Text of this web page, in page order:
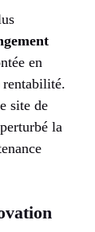
en
rentabilité.
site de
la